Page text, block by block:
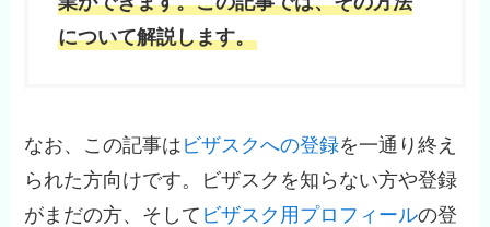
について解説します。
なお、この記事は ビザスクへの登録を一通り終え
られた方向けです。ビザスクを知らない方や登録
がまだの方、そして ビザスク用プロフィールの登